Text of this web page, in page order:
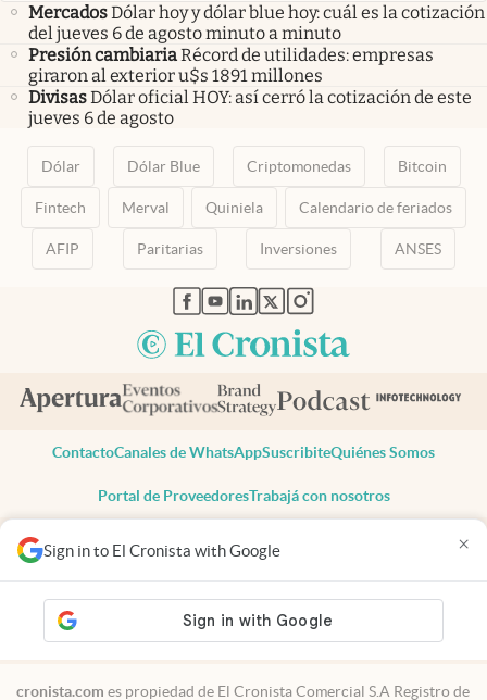
Sign in to El Cronista with Google ×
MercadosDólar hoy y dólar blue hoy: cuál es la cotización
del jueves 6 de agosto minuto a minuto
Presión cambiariaRécord de utilidades: empresas
giraron al exterior u$s 1891 millones
DivisasDólar oficial HOY: así cerró la cotización de este
jueves 6 de agosto
Dólar Dólar Blue Criptomonedas Bitcoin
Fintech Merval Quiniela Calendario de feriados
AFIP Paritarias Inversiones ANSES
abre en nueva pestaña
abre en nueva pestaña
abre en nueva pestaña
abre en nueva pestaña
abre en nueva pestaña
ContactoCanales de WhatsAppSuscribiteQuiénes Somos
Portal de ProveedoresTrabajá con nosotros
Todos los derechos reservados
Privacidad
Consentimiento
Tel:+54 11 7078-3270
cronista.com es propiedad de El Cronista Comercial S.A Registro de